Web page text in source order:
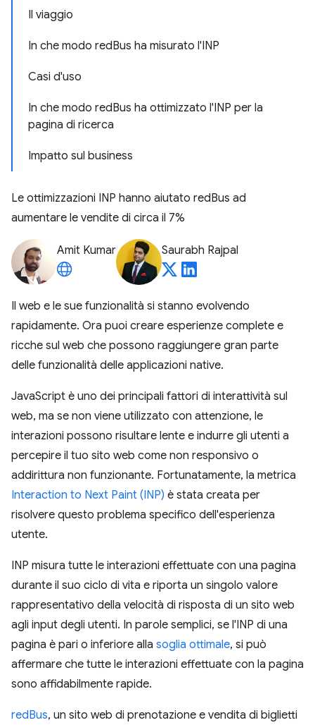
Il viaggio
In che modo redBus ha misurato l'INP
Casi d'uso
In che modo redBus ha ottimizzato l'INP per la
pagina di ricerca
Impatto sul business
Le ottimizzazioni INP hanno aiutato redBus ad
aumentare le vendite di circa il 7%
Amit Kumar Saurabh Rajpal
Il web e le sue funzionalità si stanno evolvendo
rapidamente. Ora puoi creare esperienze complete e
ricche sul web che possono raggiungere gran parte
delle funzionalità delle applicazioni native.
JavaScript è uno dei principali fattori di interattività sul
web, ma se non viene utilizzato con attenzione, le
interazioni possono risultare lente e indurre gli utenti a
percepire il tuo sito web come non responsivo o
addirittura non funzionante. Fortunatamente, la metrica
Interaction to Next Paint (INP) è stata creata per
risolvere questo problema specifico dell'esperienza
utente.
INP misura tutte le interazioni effettuate con una pagina
durante il suo ciclo di vita e riporta un singolo valore
rappresentativo della velocità di risposta di un sito web
agli input degli utenti. In parole semplici, se l'INP di una
pagina è pari o inferiore alla soglia ottimale, si può
affermare che tutte le interazioni effettuate con la pagina
sono affidabilmente rapide.
redBus, un sito web di prenotazione e vendita di biglietti